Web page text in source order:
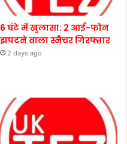
6 घंटे में खुलासा: 2 आई-फोन
झपटने वाला स्नैचर गिरफ्तार
2 days ago